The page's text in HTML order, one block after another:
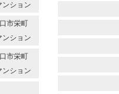
ション
市栄町
ション
市栄町
ション